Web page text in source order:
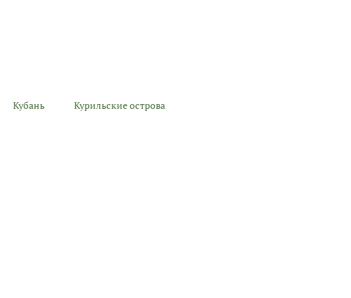
Кубань Курильские острова